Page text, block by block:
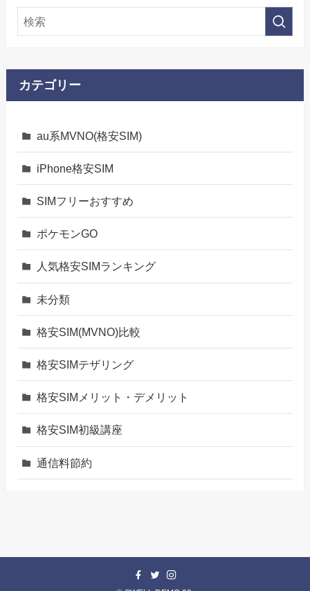
カテゴリー
au系MVNO(格安SIM)
iPhone格安SIM
SIMフリーおすすめ
ポケモンGO
人気格安SIMランキング
未分類
格安SIM(MVNO)比較
格安SIMテザリング
格安SIMメリット・デメリット
格安SIM初級講座
通信料節約